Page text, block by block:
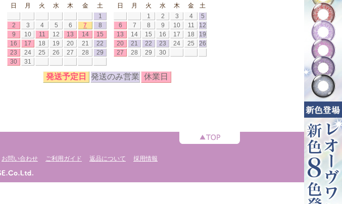
日
月 火 水 木 金
土
1
2
3 4 5 6 7
8
9
10 11 12 13 14
15
16
17 18 19 20 21
22
23
24 25 26 27 28
29
30
31
日
月 火 水 木 金
土
1
2 3 4
5
6
7 8 9 10 11
12
13
14 15 16 17 18
19
20
21 22 23 24 25
26
27
28 29 30
発送予定日 発送のみ営業 休業日
お問い合わせ ご利用ガイド 返品について 採用情報